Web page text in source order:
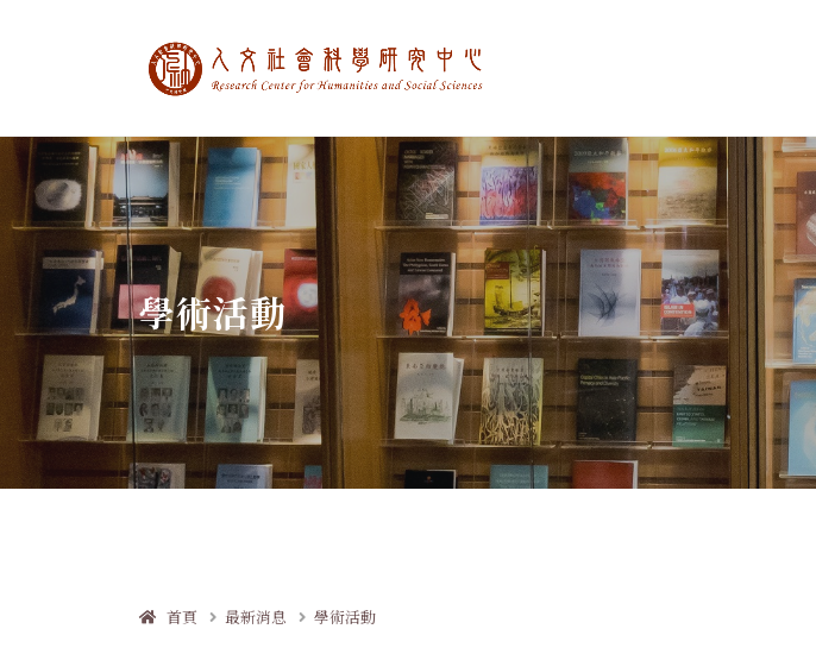
中央研究院人文社會科學研究中心
學術活動
首頁 最新消息 學術活動